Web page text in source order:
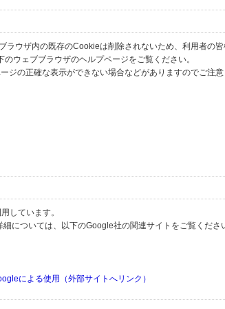
ウザ内の既存のCookieは削除されないため、利用者の
ウェブブラウザのヘルプページをご覧ください。
の正確な表示ができない場合などがありますのでご注意
しています。
については、以下のGoogle社の関連サイトをご覧くださ
による使用（外部サイトへリンク）